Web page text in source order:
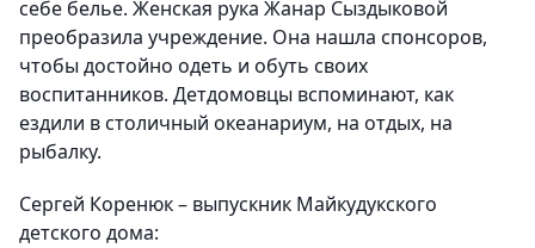
себе белье. Женская рука Жанар Сыздыковой
преобразила учреждение. Она нашла спонсоров,
чтобы достойно одеть и обуть своих
воспитанников. Детдомовцы вспоминают, как
ездили в столичный океанариум, на отдых, на
рыбалку.
Сергей Коренюк – выпускник Майкудукского
детского дома: